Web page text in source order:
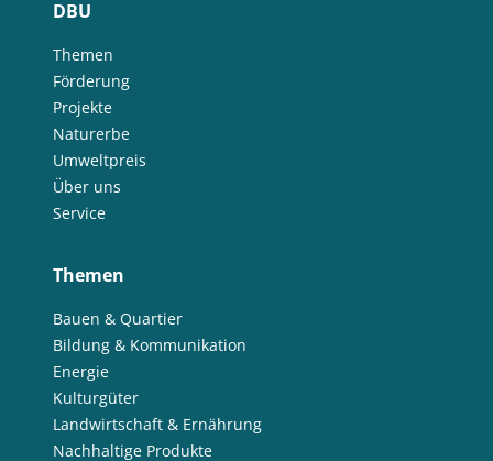
DBU
Themen
Förderung
Projekte
Naturerbe
Umweltpreis
Über uns
Service
Themen
Bauen & Quartier
Bildung & Kommunikation
Energie
Kulturgüter
Landwirtschaft & Ernährung
Nachhaltige Produkte